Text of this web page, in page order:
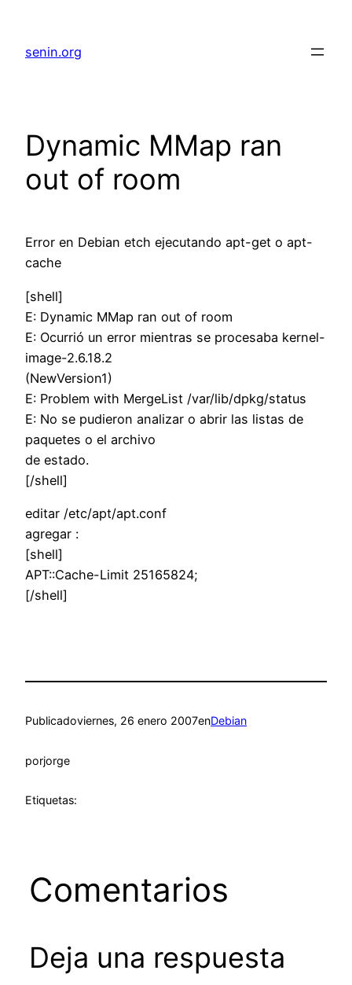
senin.org
Dynamic MMap ran
out of room
Error en Debian etch ejecutando apt-get o apt-
cache
[shell]
E: Dynamic MMap ran out of room
E: Ocurrió un error mientras se procesaba kernel-
image-2.6.18.2
(NewVersion1)
E: Problem with MergeList /var/lib/dpkg/status
E: No se pudieron analizar o abrir las listas de
paquetes o el archivo
de estado.
[/shell]
editar /etc/apt/apt.conf
agregar :
[shell]
APT::Cache-Limit 25165824;
[/shell]
Publicadoviernes, 26 enero 2007enDebian
porjorge
Etiquetas:
Comentarios
Deja una respuesta